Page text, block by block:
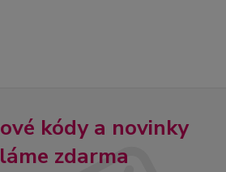
kódy a novinky
zdarma